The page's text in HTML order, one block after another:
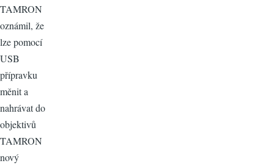
TAMRON
oznámil, že
lze pomocí
USB
přípravku
měnit a
nahrávat do
objektivů
TAMRON
nový